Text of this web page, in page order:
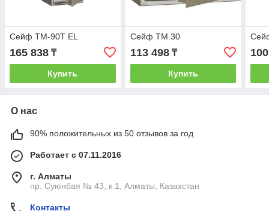
Сейф TM-90T EL
165 838 ₸
Купить
Сейф TM.30
113 498₸
Купить
О нас
90% положительных из 50 отзывов за год
Работает с 07.11.2016
г. Алматы
пр. Суюнбая № 43, к 1, Алматы, Казахстан
Контакты